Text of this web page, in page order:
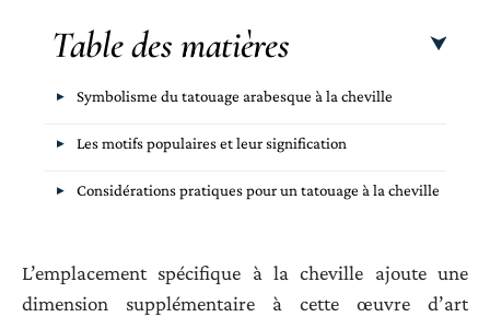
Table des matières
Symbolisme du tatouage arabesque à la cheville
Les motifs populaires et leur signification
Considérations pratiques pour un tatouage à la cheville
L’emplacement spécifique à la cheville ajoute une
dimension supplémentaire à cette œuvre d’art